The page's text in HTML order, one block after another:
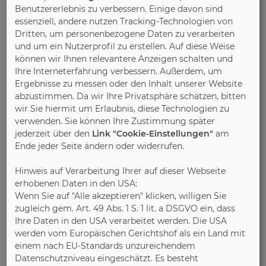
die Gesamtfläche des Waldes heute auf rund 31
Prozent der Fläche Deutschlands und hat sich im
Vergleich zur vorherigen Dekade leicht vergrößert.
Die Sorge um einen Waldverlust durch Möbelkauf
ist damit unbegründet. „Daher können Verbraucher
sorglos auf Möbel, Fertighäuser und Parkett aus
Massivholz setzen und sorgen damit aktiv für den
Naturschutz“, schließt Ruf. IPM/RS
Bild 1:Möbel aus Massivholz besitzen eine
ausgeglichene Ökobilanz und tragen damit zum
Wohnkollektionen
Bild 2:In der Möbelindustrie finden sich heute rund
30 verschiedene heimische Holzarten, von Fichte
über Eiche bis hin zum Nussbaum. Foto:
IPM/Voglauer
Benutzererlebnis zu verbessern. Einige davon sind
essenziell, andere nutzen Tracking-Technologien von
Dritten, um personenbezogene Daten zu verarbeiten
und um ein Nutzerprofil zu erstellen. Auf diese Weise
können wir Ihnen relevantere Anzeigen schalten und
Ihre Interneterfahrung verbessern. Außerdem, um
Ergebnisse zu messen oder den Inhalt unserer Website
abzustimmen. Da wir Ihre Privatsphäre schätzen, bitten
wir Sie hiermit um Erlaubnis, diese Technologien zu
verwenden. Sie können Ihre Zustimmung später
jederzeit über den Link "Cookie-Einstellungen" am
Ende jeder Seite ändern oder widerrufen.
Hinweis auf Verarbeitung Ihrer auf dieser Webseite
erhobenen Daten in den USA:
Wenn Sie auf "Alle akzeptieren" klicken, willigen Sie
zugleich gem. Art. 49 Abs. 1 S. 1 lit. a DSGVO ein, dass
Ihre Daten in den USA verarbeitet werden. Die USA
werden vom Europäischen Gerichtshof als ein Land mit
einem nach EU-Standards unzureichendem
Datenschutzniveau eingeschätzt. Es besteht